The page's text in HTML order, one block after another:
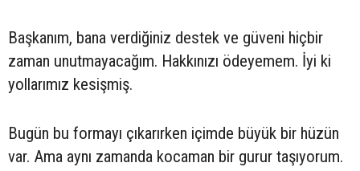
Başkanım, bana verdiğiniz destek ve güveni hiçbir
zaman unutmayacağım. Hakkınızı ödeyemem. İyi ki
yollarımız kesişmiş.
Bugün bu formayı çıkarırken içimde büyük bir hüzün
var. Ama aynı zamanda kocaman bir gurur taşıyorum.